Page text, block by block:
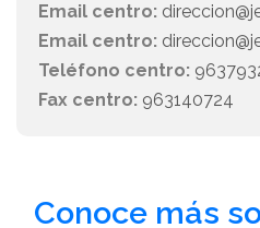
Email centro:
Email centro:
Teléfono centro:
Fax centro: 963140724
Conoce más